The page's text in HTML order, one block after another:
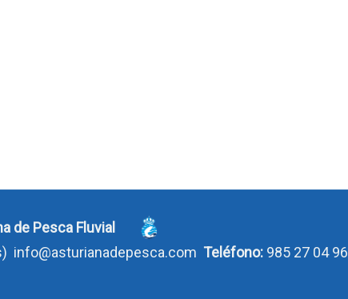
de Pesca Fluvial
info@asturianadepesca.com Teléfono: 985 27 04 96